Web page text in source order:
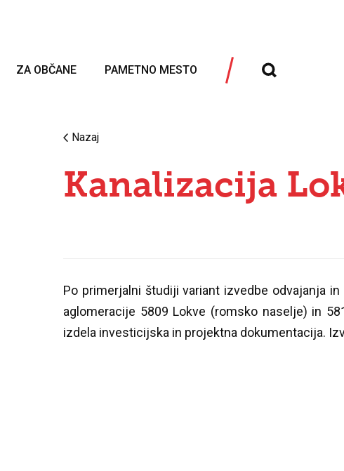
ZA OBČANE PAMETNO MESTO
Nazaj
Kanalizacija
Po primerjalni študiji variant izvedbe odvajanja
aglomeracije 5809 Lokve (romsko naselje) in
izdela investicijska in projektna dokumentacija.